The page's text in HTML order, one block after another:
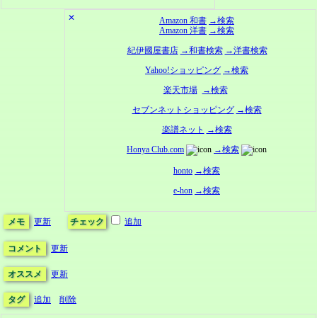
✕ Amazon 和書 →検索
Amazon 洋書 →検索
紀伊國屋書店 →和書検索 →洋書検索
Yahoo!ショッピング →検索
楽天市場
→検索
セブンネットショッピング →検索
楽譜ネット →検索
Honya Club.com
→検索
honto →検索
e-hon →検索
メモ 更新 チェック 追加
コメント 更新
オススメ 更新
タグ 追加 削除